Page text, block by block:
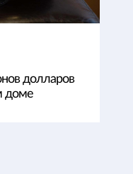
долларов
доме